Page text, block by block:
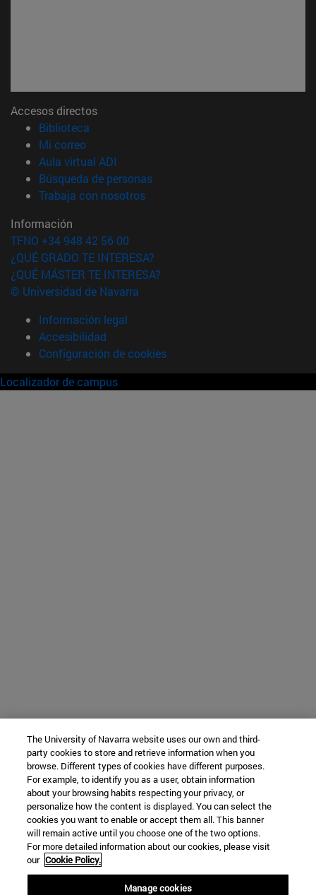
Accesos directos
Biblioteca
Mi correo(abre en nueva ventana)
Aula virtual ADI
Búsqueda de personas(abre en nueva ventana)
Trabaja con nosotros(abre en nueva ventana)
Información
TFNO +34 948 42 56 00
¿QUÉ GRADO TE INTERESA?
¿QUÉ MÁSTER TE INTERESA?
© Universidad de Navarra
Información legal
Accesibilidad
Configuración de cookies
Localizador de campus
The University of Navarra website uses our own and third-
party cookies to store and retrieve information when you
browse. Different types of cookies have different purposes.
For example, to identify you as a user, obtain information
about your browsing habits respecting your privacy, or
personalize how the content is displayed. You can select the
cookies you want to enable or accept them all. This banner
will remain active until you choose one of the two options.
For more detailed information about our cookies, please visit
our Cookie Policy.
Manage cookies